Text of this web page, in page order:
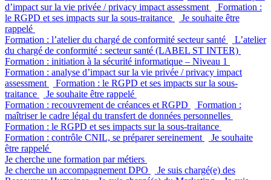
d’impact sur la vie privée / privacy impact assessment
Formation :
le RGPD et ses impacts sur la sous-traitance
Je souhaite être
rappelé
Formation : l’atelier du chargé de conformité secteur santé
L’atelier
du chargé de conformité : secteur santé (LABEL ST INTER)
Formation : initiation à la sécurité informatique – Niveau 1
Formation : analyse d’impact sur la vie privée / privacy impact
assessment
Formation : le RGPD et ses impacts sur la sous-
traitance
Je souhaite être rappelé
Formation : recouvrement de créances et RGPD
Formation :
maîtriser le cadre légal du transfert de données personnelles
Formation : le RGPD et ses impacts sur la sous-traitance
Formation : contrôle CNIL, se préparer sereinement
Je souhaite
être rappelé
Je cherche une formation par métiers
Je cherche un accompagnement DPO
Je suis chargé(e) des